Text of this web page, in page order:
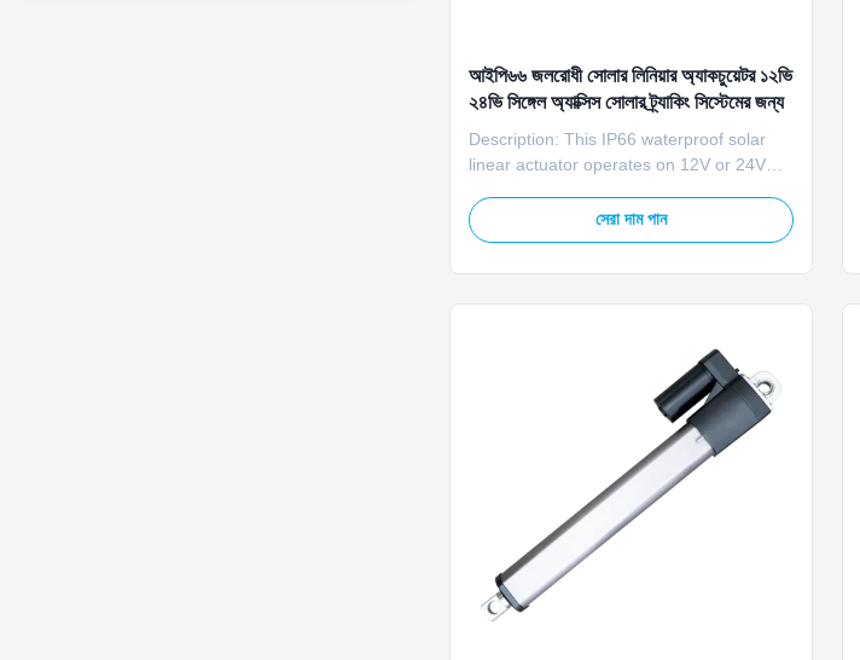
আইপি৬৬ জলরোধী সোলার লিনিয়ার অ্যাকচুয়েটর ১২ভি
২৪ভি সিঙ্গেল অ্যাক্সিস সোলার ট্র্যাকিং সিস্টেমের জন্য
Description: This IP66 waterproof solar
linear actuator operates on 12V or 24V
tracking systems. It provides stable and
precise linear movement to adjust solar
সেরা দাম পান